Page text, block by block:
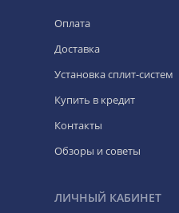
Оплата
Доставка
Установка сплит-систем
Купить в кредит
Контакты
Обзоры и советы
ЛИЧНЫЙ КАБИНЕТ